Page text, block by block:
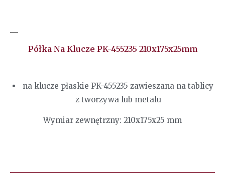
Półka Na Klucze PK-455235 210x175x25mm
na klucze płaskie PK-455235 zawieszana na tablicy
z tworzywa lub metalu
Wymiar zewnętrzny: 210x175x25 mm